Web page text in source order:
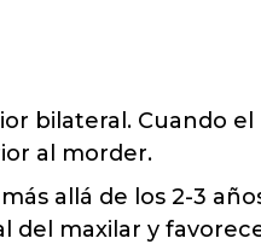
bilateral. Cuando
al morder.
allá de los 2-3
maxilar y